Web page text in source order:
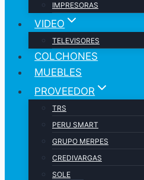
IMPRESORAS
VIDEO
TELEVISORES
COLCHONES
MUEBLES
PROVEEDOR
TRS
PERU SMART
GRUPO MERPES
CREDIVARGAS
SOLE